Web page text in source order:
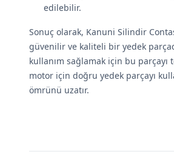
edilebilir.
Sonuç olarak, Kanuni Silindir
güvenilir ve kaliteli bir yedek
kullanım sağlamak için bu parçayı
motor için doğru yedek parçayı
ömrünü uzatır.